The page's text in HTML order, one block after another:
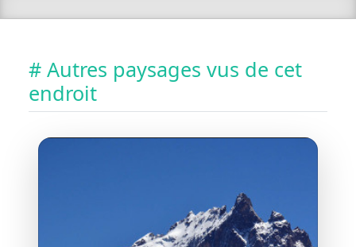
# Autres paysages vus de cet
endroit